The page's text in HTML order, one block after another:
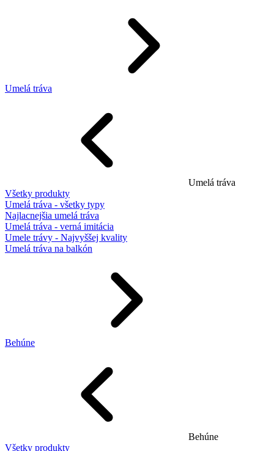
Umelá tráva
Umelá tráva
Všetky produkty
Umelá tráva - všetky typy
Najlacnejšia umelá tráva
Umelá tráva - verná imitácia
Umele trávy - Najvyššej kvality
Umelá tráva na balkón
Behúne
Behúne
Všetky produkty